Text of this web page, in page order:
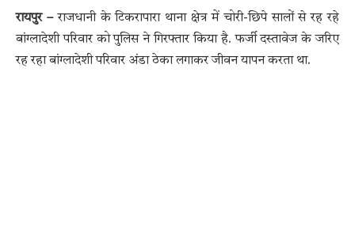
रायपुर –राजधानी के टिकरापारा थाना क्षेत्र में चोरी-छिपे सालों से रह रहे
बांग्लादेशी परिवार को पुलिस ने गिरफ्तार किया है. फर्जी दस्तावेज के जरिए
रह रहा बांग्लादेशी परिवार अंडा ठेका लगाकर जीवन यापन करता था.